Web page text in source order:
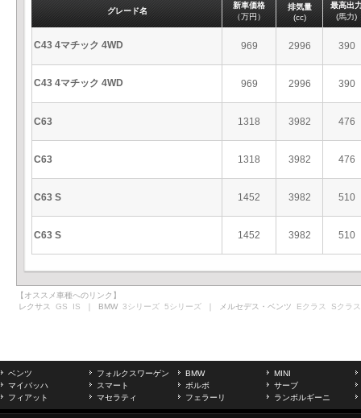
グレード名
新車価格
（万円）
排気量
(cc)
最高出
(馬力)
C43 4マチック 4WD 969 2996 390
C43 4マチック 4WD 969 2996 390
C63 1318 3982 476
C63 1318 3982 476
C63 S 1452 3982 510
C63 S 1452 3982 510
【オススメ車種へのリンク】
レクサス GS IS ｜ BMW 3シリーズ 5シリーズ ｜ メルセデス・ベンツ Eクラス Sクラス
ベンツ フォルクスワーゲン BMW
MINI
マイバッハ
スマート ボルボ
サーブ
フィアット
マセラティ フェラーリ ランボルギーニ